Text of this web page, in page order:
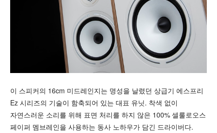
이 스피커의 16cm 미드레인지는 명성을 날렸던 상급기 에스프리
Ez 시리즈의 기술이 함축되어 있는 대표 유닛. 착색 없이
자연스러운 소리를 위해 표면 처리를 하지 않은 100% 셀룰로오스
페이퍼 멤브레인을 사용하는 동사 노하우가 담긴 드라이버다.